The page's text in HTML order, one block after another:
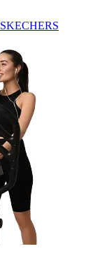
SKECHERS